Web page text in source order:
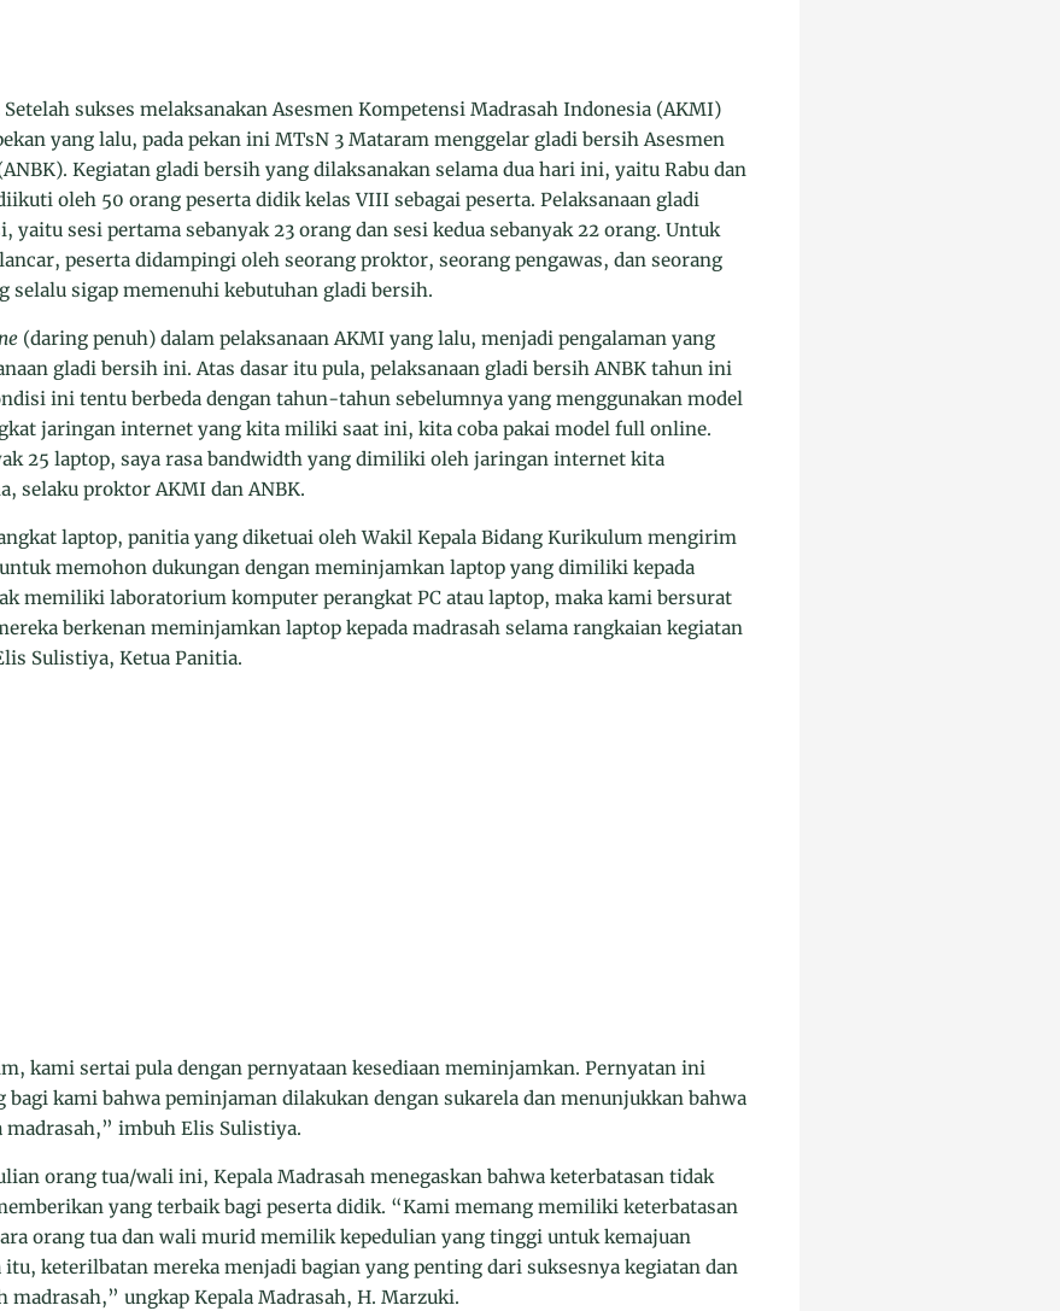
Setelah sukses melaksanakan Asesmen Kompetensi Madrasah Indonesia (AKMI)
yang lalu, pada pekan ini MTsN 3 Mataram menggelar gladi bersih Asesmen
Kegiatan gladi bersih yang dilaksanakan selama dua hari ini, yaitu Rabu dan
oleh 50 orang peserta didik kelas VIII sebagai peserta. Pelaksanaan gladi
yaitu sesi pertama sebanyak 23 orang dan sesi kedua sebanyak 22 orang. Untuk
peserta didampingi oleh seorang proktor, seorang pengawas, dan seorang
sigap memenuhi kebutuhan gladi bersih.
(daring penuh) dalam pelaksanaan AKMI yang lalu, menjadi pengalaman yang
gladi bersih ini. Atas dasar itu pula, pelaksanaan gladi bersih ANBK tahun ini
ini tentu berbeda dengan tahun-tahun sebelumnya yang menggunakan model
jaringan internet yang kita miliki saat ini, kita coba pakai model full online.
25 laptop, saya rasa bandwidth yang dimiliki oleh jaringan internet kita
selaku proktor AKMI dan ANBK.
laptop, panitia yang diketuai oleh Wakil Kepala Bidang Kurikulum mengirim
memohon dukungan dengan meminjamkan laptop yang dimiliki kepada
memiliki laboratorium komputer perangkat PC atau laptop, maka kami bersurat
berkenan meminjamkan laptop kepada madrasah selama rangkaian kegiatan
Sulistiya, Ketua Panitia.
kami sertai pula dengan pernyataan kesediaan meminjamkan. Pernyatan ini
kami bahwa peminjaman dilakukan dengan sukarela dan menunjukkan bahwa
imbuh Elis Sulistiya.
orang tua/wali ini, Kepala Madrasah menegaskan bahwa keterbatasan tidak
yang terbaik bagi peserta didik. “Kami memang memiliki keterbatasan
orang tua dan wali murid memilik kepedulian yang tinggi untuk kemajuan
keterilbatan mereka menjadi bagian yang penting dari suksesnya kegiatan dan
ungkap Kepala Madrasah, H. Marzuki.